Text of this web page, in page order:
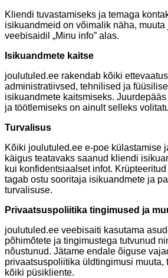
Kliendi tuvastamiseks ja temaga
isikuandmeid on võimalik näha,
veebisaidil „Minu info” alas.
Isikuandmete kaitse
joulutuled.ee rakendab kõiki
administratiivsed, tehnilised ja
isikuandmete kaitsmiseks.
ja töötlemiseks on ainult selleks
Turvalisus
Kõiki joulutuled.ee e-poe külastamise
käigus teatavaks saanud kliendi
kui konfidentsiaalset infot.
tagab ostu sooritaja isikuandmete ja
turvalisuse.
Privaatsuspoliitika tingimused ja
joulutuled.ee veebisaiti kasutama
põhimõtete ja tingimustega tutvunud
nõustunud. Jätame endale õiguse
privaatsuspoliitika üldtingimusi muuta,
kõiki püsikliente.